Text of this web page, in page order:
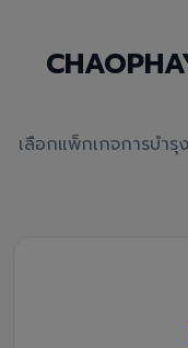
เลือกแพ็กเกจการบำ